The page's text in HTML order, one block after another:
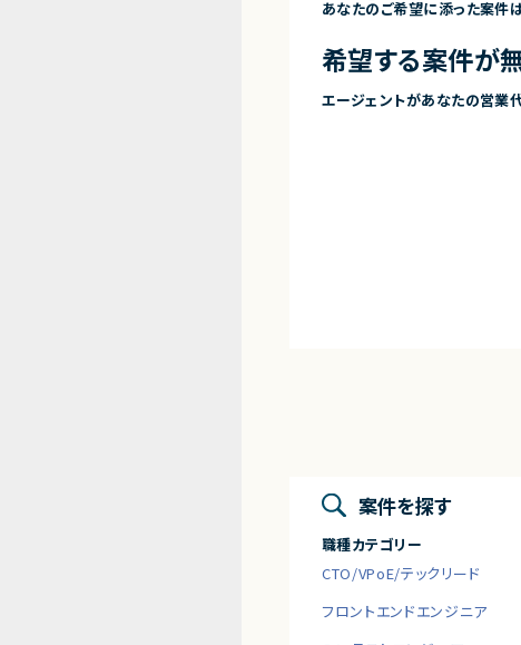
あなたのご希望に添った案件
希望する案件が無
エージェントがあなたの営業
案件を探す
職種カテゴリー
CTO/VPoE/テックリード
フロントエンドエンジニア